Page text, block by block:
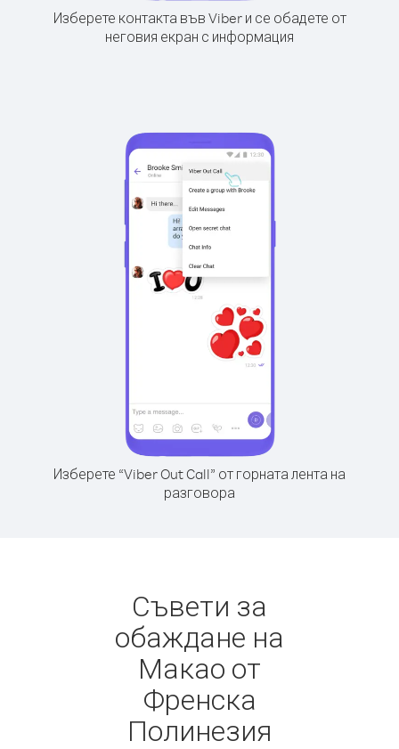
Изберете контакта във Viber и се обадете от
неговия екран с информация
Изберете “Viber Out Call” от горната лента на
разговора
Съвети за
обаждане на
Макао от
Френска
Полинезия